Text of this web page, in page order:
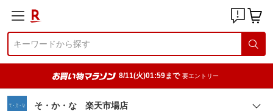
8/11(火)01:59まで 要エントリー
そ・か・な 楽天市場店